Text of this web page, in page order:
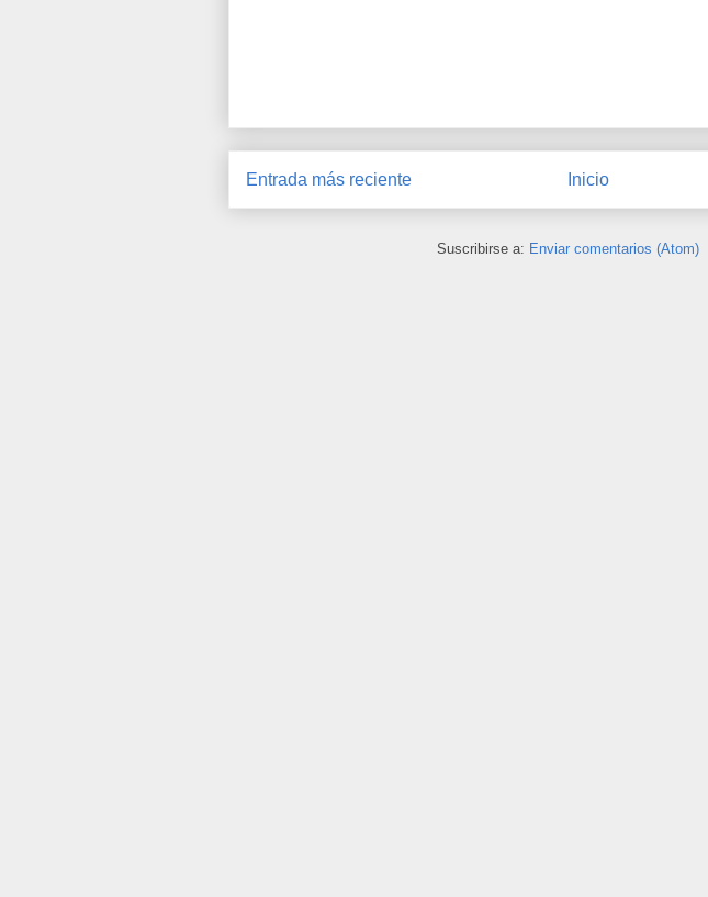
Entrada más reciente Inicio
Suscribirse a: Enviar comentarios (Atom)